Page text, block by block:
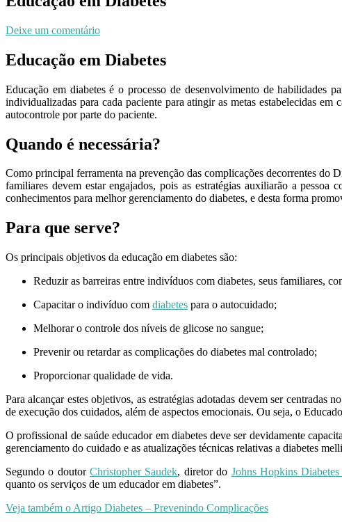
Deixe um comentário
Educação em Diabetes
Educação em diabetes é o processo de desenvolvimento de habilidades
individualizadas para cada paciente para atingir as metas estabelecidas
autocontrole por parte do paciente.
Quando é necessária?
Como principal ferramenta na prevenção das complicações decorrentes do
familiares devem estar engajados, pois as estratégias auxiliarão a
conhecimentos para melhor gerenciamento do diabetes, e desta forma
Para que serve?
Os principais objetivos da educação em diabetes são:
Reduzir as barreiras entre indivíduos com diabetes, seus familiares,
Capacitar o indivíduo com diabetes para o autocuidado;
Melhorar o controle dos níveis de glicose no sangue;
Prevenir ou retardar as complicações do diabetes mal controlado;
Proporcionar qualidade de vida.
Para alcançar estes objetivos, as estratégias adotadas devem ser centradas
de execução dos cuidados, além de aspectos emocionais. Ou seja, o
O profissional de saúde educador em diabetes deve ser devidamente
gerenciamento do cuidado e as atualizações técnicas relativas a diabetes
Segundo o doutorChristopher Saudek, diretor do Johns Hopkins Diabetes
quanto os serviços de um educador em diabetes”.
Veja também o Artigo Diabetes – Prevenindo Complicações